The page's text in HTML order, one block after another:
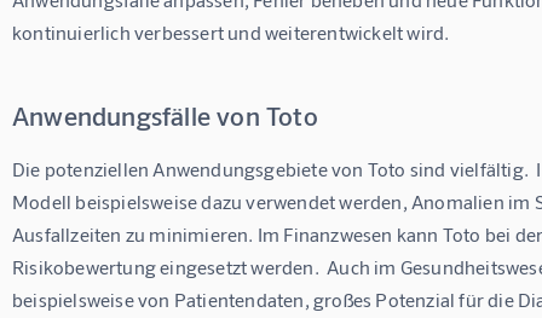
kontinuierlich verbessert und weiterentwickelt wird.
Anwendungsfälle von Toto
Die potenziellen Anwendungsgebiete von Toto sind
Modell beispielsweise dazu verwendet werden, Anomalien
Ausfallzeiten zu minimieren. Im Finanzwesen kann Toto bei
Risikobewertung eingesetzt werden.  Auch im
beispielsweise von Patientendaten, großes Potenzial für die